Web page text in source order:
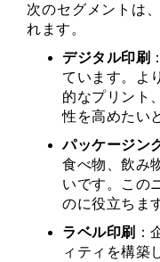
次のセグメントは
れます。
デジタル印刷
ています。よ
的なプリント
性を高めたい
パッケージン
食べ物、飲み
いです。この
のに役立ちま
ラベル印刷 ：
ィティを構築